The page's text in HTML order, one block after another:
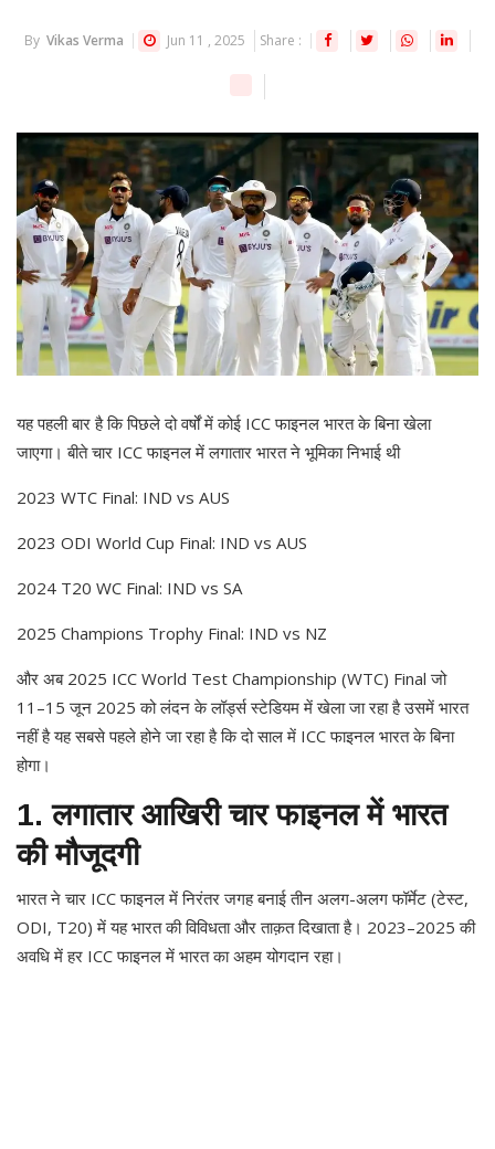
By Vikas Verma Jun 11 , 2025 Share :
यह पहली बार है कि पिछले दो वर्षों में कोई ICC फाइनल भारत के बिना खेला
जाएगा। बीते चार ICC फाइनल में लगातार भारत ने भूमिका निभाई थी
2023 WTC Final: IND vs AUS
2023 ODI World Cup Final: IND vs AUS
2024 T20 WC Final: IND vs SA
2025 Champions Trophy Final: IND vs NZ
और अब 2025 ICC World Test Championship (WTC) Final जो
11–15 जून 2025 को लंदन के लॉर्ड्स स्टेडियम में खेला जा रहा है उसमें भारत
नहीं है यह सबसे पहले होने जा रहा है कि दो साल में ICC फाइनल भारत के बिना
होगा।
1. लगातार आखिरी चार फाइनल में भारत
की मौजूदगी
भारत ने चार ICC फाइनल में निरंतर जगह बनाई तीन अलग-अलग फॉर्मेट (टेस्ट,
ODI, T20) में यह भारत की विविधता और ताक़त दिखाता है। 2023–2025 की
अवधि में हर ICC फाइनल में भारत का अहम योगदान रहा।